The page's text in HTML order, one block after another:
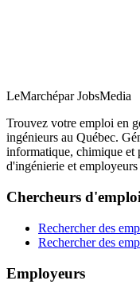
LeMarchépar JobsMedia
Trouvez votre emploi en
ingénieurs au Québec.
informatique, chimique et
d'ingénierie et
Chercheurs d'emploi
Rechercher des
Rechercher des
Employeurs